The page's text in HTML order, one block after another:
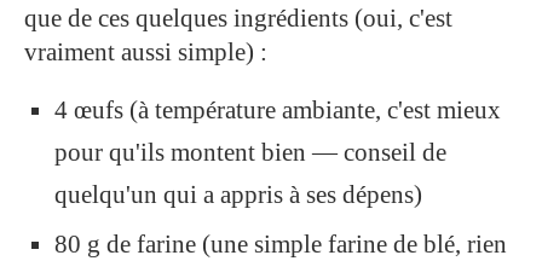
que de ces quelques ingrédients (oui, c'est
vraiment aussi simple) :
4 œufs (à température ambiante, c'est mieux
pour qu'ils montent bien — conseil de
quelqu'un qui a appris à ses dépens)
80 g de farine (une simple farine de blé, rien